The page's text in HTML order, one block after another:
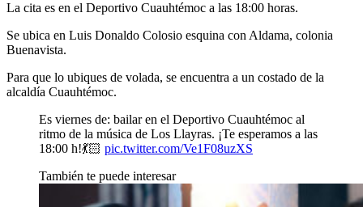
La cita es en el Deportivo Cuauhtémoc a las 18:00 horas.
Se ubica en Luis Donaldo Colosio esquina con Aldama, colonia
Buenavista.
Para que lo ubiques de volada, se encuentra a un costado de la
alcaldía Cuauhtémoc.
Es viernes de: bailar en el Deportivo Cuauhtémoc al
ritmo de la música de Los Llayras. ¡Te esperamos a las
18:00 h!💃🏻 pic.twitter.com/Ve1F08uzXS
También te puede interesar